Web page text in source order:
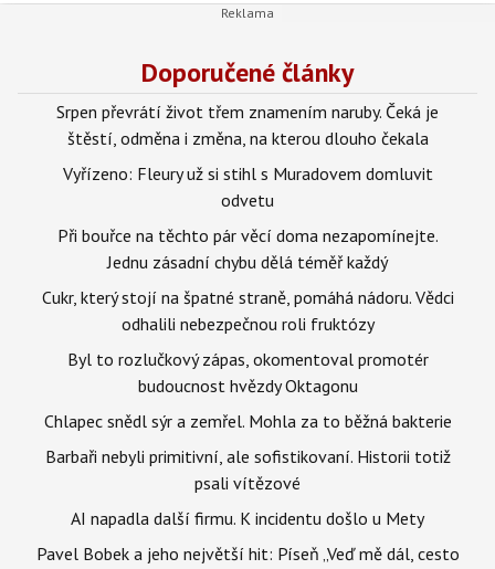
Doporučené články
Srpen převrátí život třem znamením naruby. Čeká je
štěstí, odměna i změna, na kterou dlouho čekala
Vyřízeno: Fleury už si stihl s Muradovem domluvit
odvetu
Při bouřce na těchto pár věcí doma nezapomínejte.
Jednu zásadní chybu dělá téměř každý
Cukr, který stojí na špatné straně, pomáhá nádoru. Vědci
odhalili nebezpečnou roli fruktózy
Byl to rozlučkový zápas, okomentoval promotér
budoucnost hvězdy Oktagonu
Chlapec snědl sýr a zemřel. Mohla za to běžná bakterie
Barbaři nebyli primitivní, ale sofistikovaní. Historii totiž
psali vítězové
AI napadla další firmu. K incidentu došlo u Mety
Pavel Bobek a jeho největší hit: Píseň „Veď mě dál, cesto